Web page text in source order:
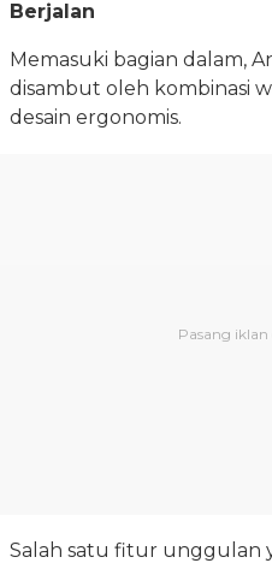
Berjalan
Memasuki bagian dalam,
disambut oleh kombinasi
desain ergonomis.
Salah satu fitur unggulan